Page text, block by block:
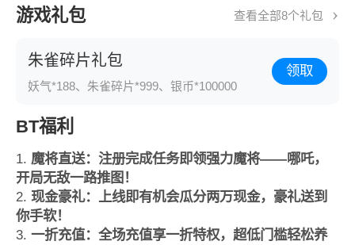
游戏礼包 查看全部8个礼包
朱雀碎片礼包
妖气*188、朱雀碎片*999、银币*100000
领取
BT福利
1. 魔将直送：注册完成任务即领强力魔将——哪吒，
开局无敌一路推图！
2. 现金豪礼：上线即有机会瓜分两万现金，豪礼送到
你手软！
3. 一折充值：全场充值享一折特权，超低门槛轻松养